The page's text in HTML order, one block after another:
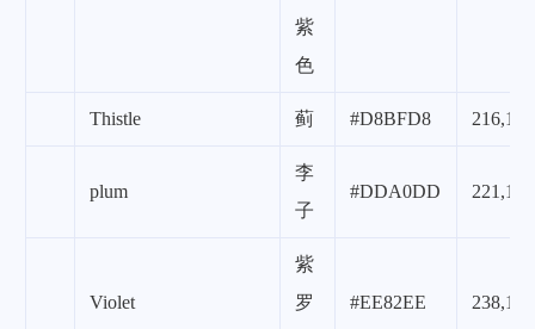
紫
色
Thistle 蓟 #D8BFD8
plum
李
子
#DDA0DD
Violet
紫
罗
#EE82EE